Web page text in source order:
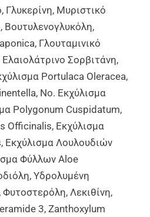
Γλυκερίνη, Μυριστικό
Βουτυλενογλυκόλη,
Γλουταμινικό
Σορβιτάνη,
Portulaca Oleracea,
No. Εκχύλισμα
Polygonum Cuspidatum,
Officinalis, Εκχύλισμα
Εκχύλισμα Λουλουδιών
Φύλλων Aloe
Υδρολυμένη
Λεκιθίνη,
3, Zanthoxylum